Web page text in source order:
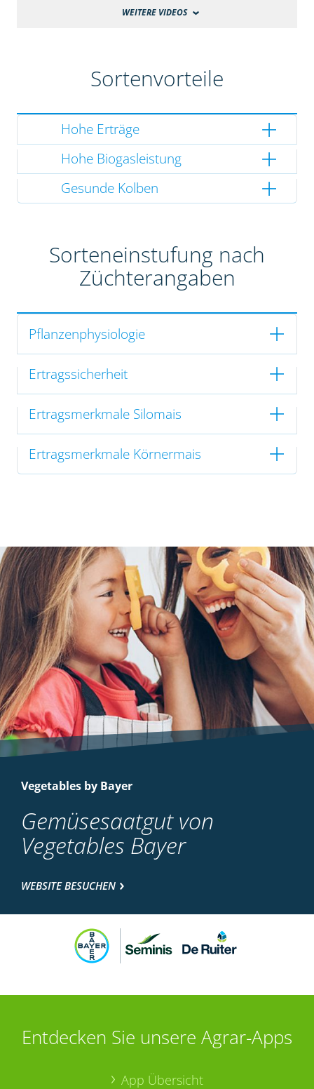
WEITERE VIDEOS
Sortenvorteile
Hohe Erträge
Hohe Biogasleistung
Gesunde Kolben
Sorteneinstufung nach
Züchterangaben
Pflanzenphysiologie
Ertragssicherheit
Ertragsmerkmale Silomais
Ertragsmerkmale Körnermais
Vegetables by Bayer
Gemüsesaatgut von
Vegetables Bayer
WEBSITE BESUCHEN
Entdecken Sie unsere Agrar-Apps
App Übersicht